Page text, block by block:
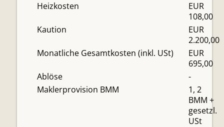
Heizkosten
EUR
108,00
Kaution
EUR
2.200,00
Monatliche Gesamtkosten (inkl. USt)
EUR
695,00
Ablöse
-
Maklerprovision BMM
1, 2
BMM +
gesetzl.
USt